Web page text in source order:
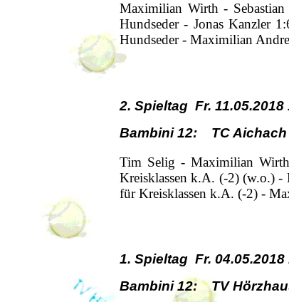
Maximilian Wirth -
Hundseder - Jonas Kanzler
Hundseder - Maximilian
2. Spieltag Fr. 11.05.2018
Bambini 12: TC
Tim Selig - Maximilian
Kreisklassen k.A. (-2) (w.o.) -
für Kreisklassen k.A. (-2) -
1. Spieltag Fr. 04.05.2018
Bambini 12: TV